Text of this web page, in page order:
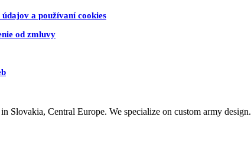
údajov a používaní cookies
od zmluvy
Slovakia, Central Europe. We specialize on custom army design.